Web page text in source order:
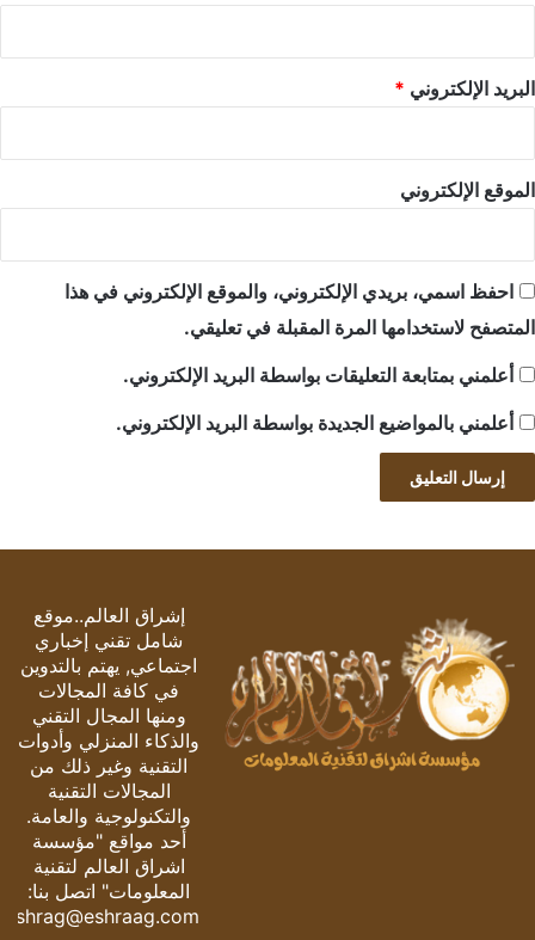
البريد الإلكتروني *
الموقع الإلكتروني
احفظ اسمي، بريدي الإلكتروني، والموقع الإلكتروني في هذا
المتصفح لاستخدامها المرة المقبلة في تعليقي.
أعلمني بمتابعة التعليقات بواسطة البريد الإلكتروني.
أعلمني بالمواضيع الجديدة بواسطة البريد الإلكتروني.
إشراق العالم..موقع
شامل تقني إخباري
اجتماعي, يهتم بالتدوين
في كافة المجالات
ومنها المجال التقني
والذكاء المنزلي وأدوات
التقنية وغير ذلك من
المجالات التقنية
والتكنولوجية والعامة.
أحد مواقع "مؤسسة
اشراق العالم لتقنية
المعلومات" اتصل بنا:
eshrag@eshraag.com